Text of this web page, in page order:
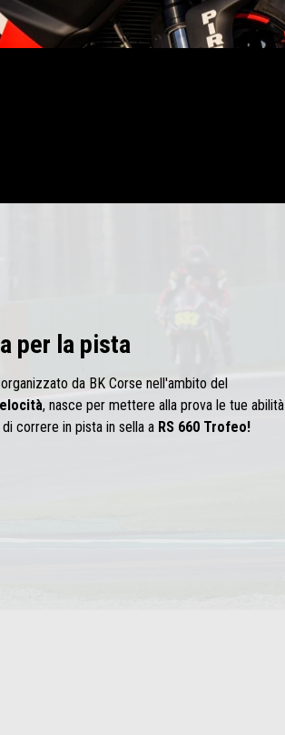
per la pista
da BK Corse nell'ambito del
, nasce per mettere alla prova le tue abilità
correre in pista in sella a RS 660 Trofeo!